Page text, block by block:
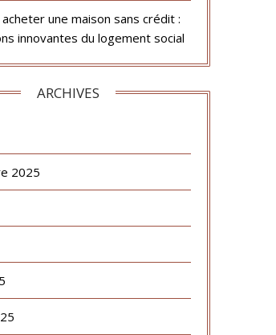
une maison sans crédit :
innovantes du logement social
ARCHIVES
2025